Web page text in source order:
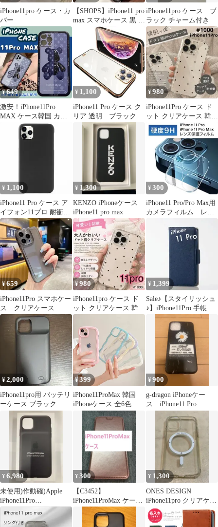
iPhone11pro ケース・カ
バー
【SHOPS】iPhone11 pro
max スマホケース 黒 ク
リア ワイアレス充電 耐
衝撃 レンズ保護 軽量
透明 おしゃれ シンプル
E023
iPhone11pro ケース ブ
ラック チャーム付き
¥649
激安！iPhone11Pro
MAX ケース韓国 カッ
プル お揃いくま
¥ 1,100
iPhone11 Pro ケース ク
リア 透明 ブラック
¥980
iPhone11Pro ケース ド
ット クリアケース 韓国
シンプル かわいい
¥ 1,100
iPhone11 Pro ケース ア
イフォン11プロ 耐衝撃
シンプル さらさら ハー
ド ケース 【Color】 ブ
ラック
¥ 1,300
KENZO iPhoneケース
iPhone11 pro max
¥ 300
iPhone11 Pro/Pro Max用
カメラフィルム レン
¥659
iPhone11Pro スマホケー
ス クリアケース ブ
ラック 06
¥980
iPhone11pro ケース ド
ット クリアケース 韓国
シンプル
¥ 1,399
Sale♪【スタイリッシュ
♪】iPhone11Pro 手帳
型 濃紺
¥2,000
iPhone11pro用 バッテリ
ーケース ブラック
¥399
iPhone11ProMax 韓国
iPhoneケース 全6色
¥900
g-dragon iPhoneケー
ス iPhone11 Pro
¥6,980
未使用)作動確)Apple
iPhone11Pro
MaxBatteryCase
¥300
【C3452】
iPhone11ProMax ケース
手帳型 カード入 Pゴー
¥ 1,300
ONES DESIGN
iPhone11pro クリアケー
ス MagSafe対応